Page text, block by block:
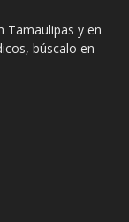
Tamaulipas y en
búscalo en